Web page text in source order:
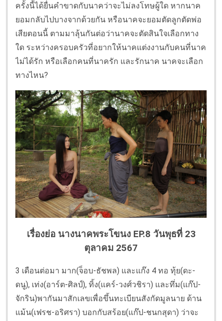
ครั้งนี้ได้ยื่นคำขาดกับนาคว่าจะไม่ลงโทษผู้ใด หากนาค
ยอมกลับไปบางจากด้วยกัน หรือนาคจะยอมตัดลูกตัดพ่อ
เสียตอนนี้ ตามมาลุ้นกันต่อว่านาคจะตัดสินใจเลือกทาง
ใด ระหว่างครอบครัวที่อยากให้นาคแต่งงานกับคนที่นาค
ไม่ได้รัก หรือเลือกคนที่นาครัก และรักนาค นาคจะเลือก
ทางไหน?
เรื่องย่อ นางนาคพระโขนง EP.8 วันพุธที่ 23
ตุลาคม 2567
3 เดือนต่อมา มาก(จ็อบ-ธัชพล) และแก๊ง 4 ทอ ทุ้ย(ดะ-
ดนู), เท่ง(อาร์ต-ศิลป์), ทิ้ง(แคร์-วงศ์วชิรา) และทึ่ม(แก๊ป-
จักริน)พากันมาสักเลขเพื่อขึ้นทะเบียนสังกัดมูลนาย ด้าน
แม้น(เฟรช-อริศรา) บอกกับสร้อย(แก๊ป-ชนกสุดา) ว่าจะ